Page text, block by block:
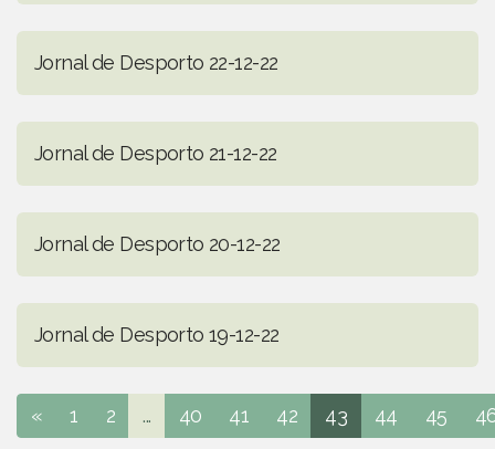
Jornal de Desporto 22-12-22
Jornal de Desporto 21-12-22
Jornal de Desporto 20-12-22
Jornal de Desporto 19-12-22
« 1 2 ... 40 41 42 43 44 45